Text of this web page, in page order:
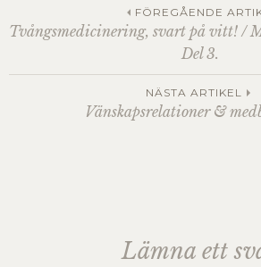
FÖREGÅENDE
Tvångsmedicinering, svart på vitt! /
Del 3.
NÄSTA ARTIKEL
Vänskapsrelationer &
Lämna ett